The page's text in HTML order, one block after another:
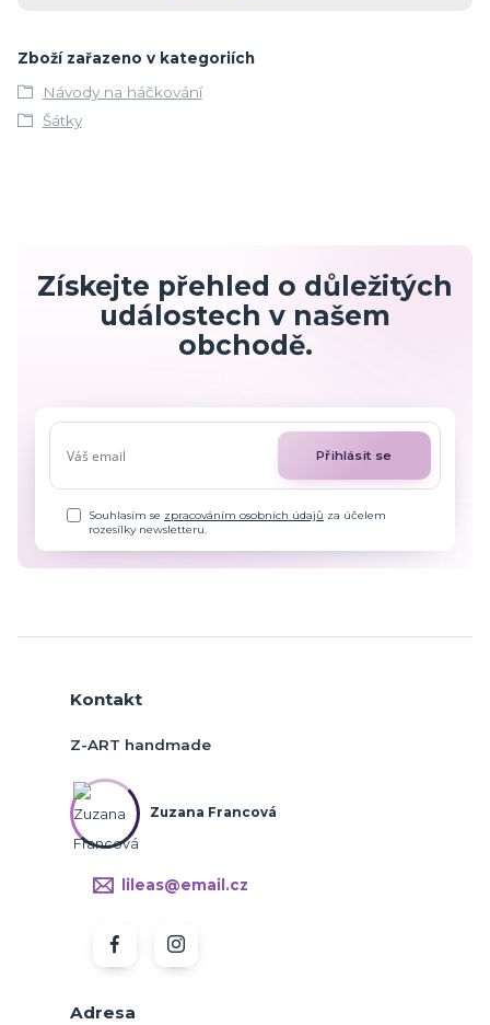
Zboží zařazeno v kategoriích
Návody na háčkování
Šátky
Získejte přehled o důležitých
událostech v našem
obchodě.
Přihlásit se
Souhlasím se zpracováním osobních údajů za účelem
rozesílky newsletteru.
Adresa
Kontakt
Z-ART handmade
Zuzana Francová
lileas@email.cz